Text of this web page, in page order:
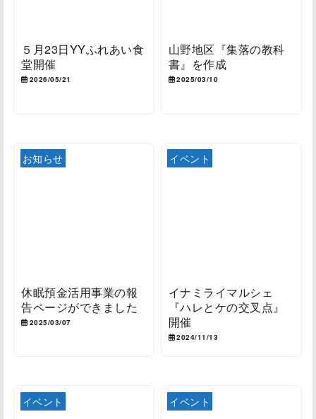
５月23日YYふれあい食
堂開催
2026/05/21
山野地区『集落の教科
書』を作成
2025/03/10
お知らせ
休眠預金活用事業の報
告ページができました
2025/03/07
イベント
イナミライマルシェ
『ハレとケの交叉点』
開催
2024/11/13
イベント イベント